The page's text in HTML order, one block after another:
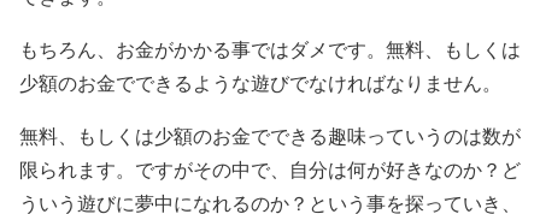
もちろん、お金がかかる事ではダメです。無料、もしくは
少額のお金でできるような遊びでなければなりません。
無料、もしくは少額のお金でできる趣味っていうのは数が
限られます。ですがその中で、 自分は何が好きなのか？ど
ういう遊びに夢中になれるのか？という事を探っていき、